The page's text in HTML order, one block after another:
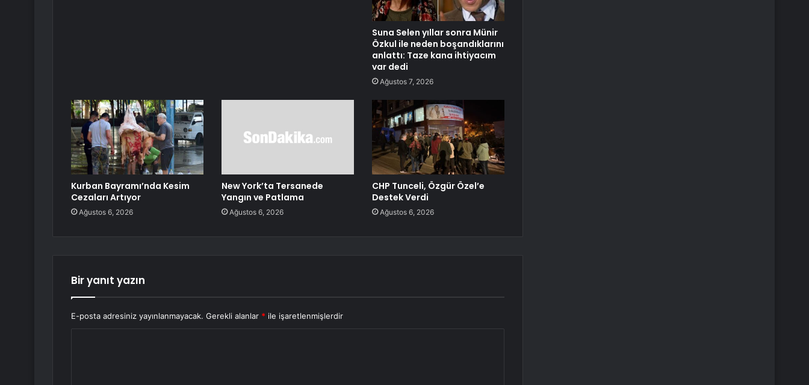
Suna Selen yıllar sonra Münir
Özkul ile neden boşandıklarını
anlattı: Taze kana ihtiyacım
var dedi
Ağustos 7, 2026
Kurban Bayramı’nda Kesim
Cezaları Artıyor
Ağustos 6, 2026
New York’ta Tersanede
Yangın ve Patlama
Ağustos 6, 2026
CHP Tunceli, Özgür Özel’e
Destek Verdi
Ağustos 6, 2026
Bir yanıt yazın
E-posta adresiniz yayınlanmayacak. Gerekli alanlar * ile işaretlenmişlerdir